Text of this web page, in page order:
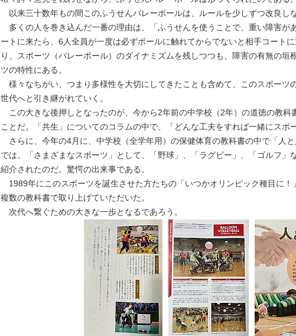
以来三十数年もの間このふうせんバレーボールは、ルールを少しずつ改良し
多くの人を巻き込んだ一番の理由は、「ふうせんを使うことで、重い障害が
ートに来たら、6人全員が一度は必ずボールに触れてからでないと相手コート
り、スポーツ（バレーボール）のダイナミズムを残しつつも、障害の有無の
ツの特性にある。
様々なちがい、つまり多様性を大切にしてきたことも含めて、このスポーツ
世代へと引き継がれていく。
この大きな後押しとなったのが、今から2年前の中学校（2年）の道徳の教科
ことだ。「共生」についてのコラムの中で、「どんな工夫をすれば一緒にスポ
さらに、今年の4月に、中学校（全学年用）の保健体育の教科書の中で「人
では、「さまざまなスポーツ」として、「野球」、「ラグビー」、「ゴルフ
紹介されたのだ。驚愕の出来事である。
1989年にこのスポーツを誕生させた方たちの「いつかオリンピック種目に
複数の教科書で取り上げていただいた。
次代へ繋ぐための大きな一歩となるであろう。